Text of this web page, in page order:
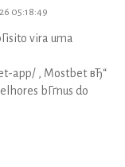
05:18:49
vira uma
app/ , Mostbet вЂ“
bГґnus do